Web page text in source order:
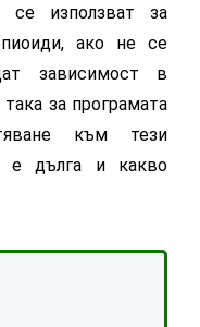
се използват за
ако не се
зависимост в
за програмата
към тези
е дълга и какво